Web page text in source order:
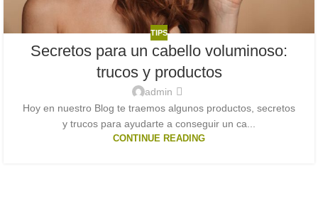
TIPS
Secretos para un cabello voluminoso:
trucos y productos
admin
Hoy en nuestro Blog te traemos algunos productos, secretos
y trucos para ayudarte a conseguir un ca...
CONTINUE READING